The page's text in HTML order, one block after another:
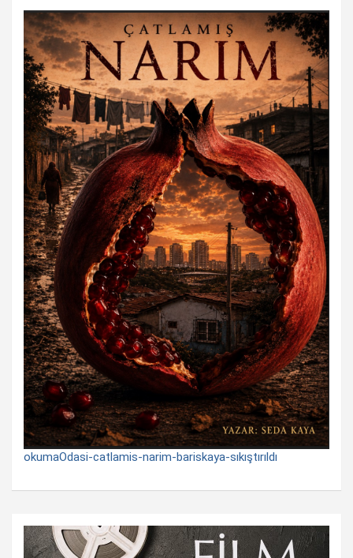
okumaOdasi-catlamis-narim-bariskaya-sıkıştırıldı